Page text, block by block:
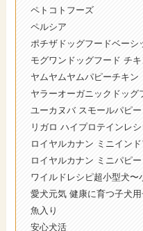
ペトコトフーズ
ペルシア
ポチザドッグフードベーシ
モグワンドッグフード チ
ヤムヤムヤムパピーチキン
ヤラーオーガニックドッグ
ユーカヌバ スモールパピー
リガロ ハイプロテインレ
ロイヤルカナン ミニイン
ロイヤルカナン ミニパピー
ワイルドレシピ超小型犬〜
愛犬元気 健康に育つ子犬
魚入り
安心犬活